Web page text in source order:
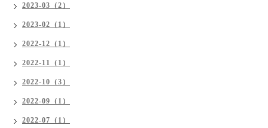
2023-03（2）
2023-02（1）
2022-12（1）
2022-11（1）
2022-10（3）
2022-09（1）
2022-07（1）